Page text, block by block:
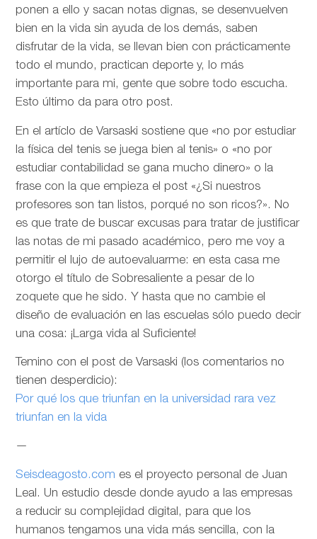
ponen a ello y sacan notas dignas, se desenvuelven
bien en la vida sin ayuda de los demás, saben
disfrutar de la vida, se llevan bien con prácticamente
todo el mundo, practican deporte y, lo más
importante para mi, gente que sobre todo escucha.
Esto último da para otro post.
En el artíclo deVarsaski sostiene que «no por estudiar
la física del tenis se juega bien al tenis» o «no por
estudiar contabilidad se gana mucho dinero» o la
frase con la que empieza el post «¿Si nuestros
profesores son tan listos, porqué no son ricos?». No
es que trate de buscar excusas para tratar de justificar
las notas de mi pasado académico, pero me voy a
permitir el lujo de autoevaluarme: en esta casa me
otorgo el título de Sobresaliente a pesar de lo
zoquete que he sido. Y hasta que no cambie el
diseño de evaluación en las escuelas sólo puedo decir
una cosa: ¡Larga vida al Suficiente!
Temino con el post de Varsaski (los comentarios no
tienen desperdicio):
Por qué los que triunfan en la universidad rara vez
triunfan en la vida
—
Seisdeagosto.com es el proyecto personal de Juan
Leal. Un estudio desde donde ayudo a las empresas
a reducir su complejidad digital, para que los
humanos tengamos una vida más sencilla, con la